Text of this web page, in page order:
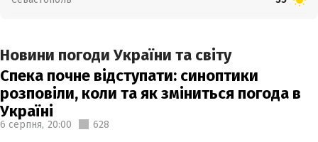
Новини погоди України та світу
Спека почне відступати: синоптики
розповіли, коли та як зміниться погода в
Україні
6 серпня, 20:00 628